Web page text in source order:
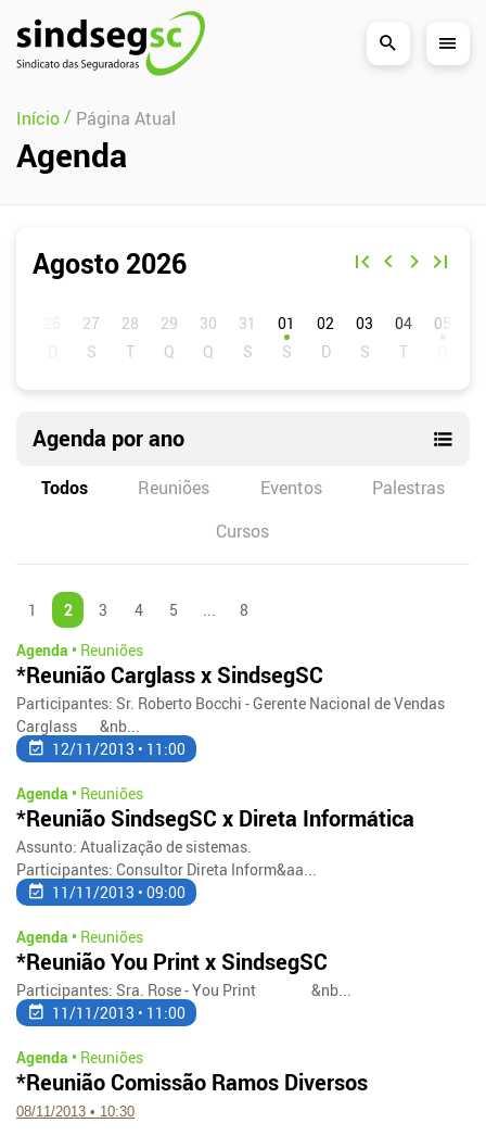
Pular Navegação (s)
Início/ Página Atual
Agenda
Agosto 2026
01 02 03 04 05
Agenda por ano
Todos Reuniões Eventos
Palestras
Cursos
1 2 3 4 5
8
Agenda • Reuniões
*Reunião Carglass x SindsegSC
Participantes: Sr. Roberto Bocchi - Gerente Nacional de Vendas
Carglass &nb...
12/11/2013 • 11:00
Agenda • Reuniões
*Reunião SindsegSC x Direta Informática
Assunto: Atualização de sistemas.
Participantes: Consultor Direta Inform&aa...
11/11/2013 • 09:00
Agenda • Reuniões
*Reunião You Print x SindsegSC
Participantes: Sra. Rose - You Print &nb...
11/11/2013 • 11:00
Agenda • Reuniões
*Reunião Comissão Ramos Diversos
08/11/2013 • 10:30